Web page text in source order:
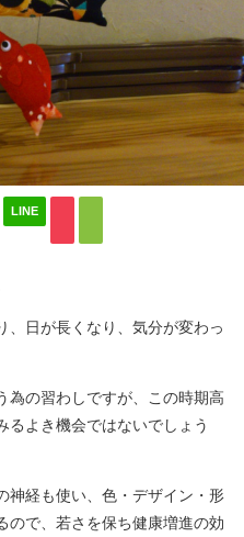
LINE
、日が長くなり、気分が変わっ
為の習わしですが、この時期高
るよき機会ではないでしょう
神経も使い、色・デザイン・形
ので、若さを保ち健康増進の効